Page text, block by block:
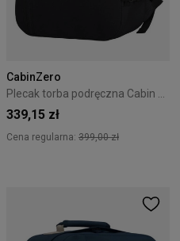
CabinZero
339,15 zł
Cena regularna: 399,00 zł